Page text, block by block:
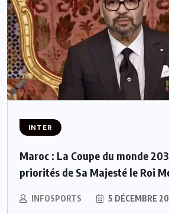
INTER
Maroc : La Coupe du monde
priorités de Sa Majesté le Roi
INFOSPORTS 5 DÉCEMBRE